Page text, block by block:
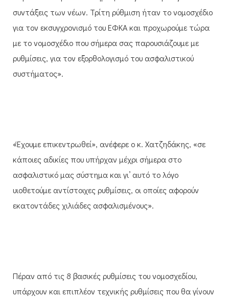
συντάξεις των νέων. Τρίτη ρύθμιση ήταν το νομοσχέδιο
για τον εκσυγχρονισμό του ΕΦΚΑ και προχωρούμε τώρα
με το νομοσχέδιο που σήμερα σας παρουσιάζουμε με
ρυθμίσεις, για τον εξορθολογισμό του ασφαλιστικού
συστήματος».
«Έχουμε επικεντρωθεί», ανέφερε ο κ. Χατζηδάκης, «σε
κάποιες αδικίες που υπήρχαν μέχρι σήμερα στο
ασφαλιστικό μας σύστημα και γι’ αυτό το λόγο
υιοθετούμε αντίστοιχες ρυθμίσεις, οι οποίες αφορούν
εκατοντάδες χιλιάδες ασφαλισμένους».
Πέραν από τις 8 βασικές ρυθμίσεις του νομοσχεδίου,
υπάρχουν και επιπλέον τεχνικής ρυθμίσεις που θα γίνουν